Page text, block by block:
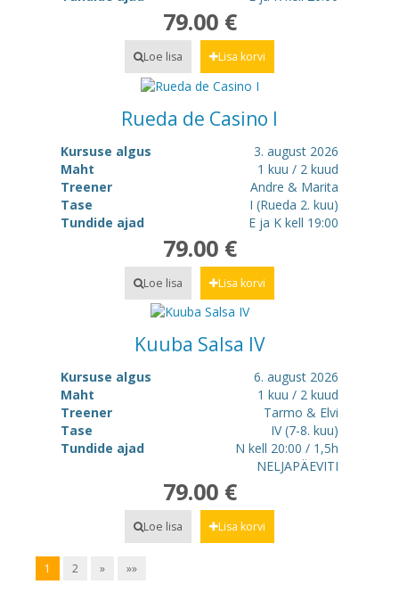
79.00 €
Loe lisa Lisa korvi
Rueda de Casino I
Kursuse algus
3. august 2026
Maht
1 kuu / 2 kuud
Treener
Andre & Marita
Tase
I (Rueda 2. kuu)
Tundide ajad
E ja K kell 19:00
79.00 €
Loe lisa Lisa korvi
Kuuba Salsa IV
Kursuse algus
6. august 2026
Maht
1 kuu / 2 kuud
Treener
Tarmo & Elvi
Tase
IV (7-8. kuu)
Tundide ajad
N kell 20:00 / 1,5h
NELJAPÄEVITI
79.00 €
Loe lisa Lisa korvi
1 2 » »»